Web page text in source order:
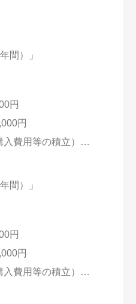
間）」
円
円
入費用等の積立）…
間）」
円
円
入費用等の積立）…